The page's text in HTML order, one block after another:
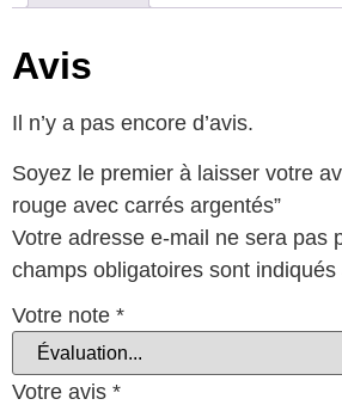
Avis
Il n’y a pas encore d’avis.
Soyez le premier à laisser votre
rouge avec carrés argentés”
Votre adresse e-mail ne sera pas
champs obligatoires sont indiqués
Votre note *
Votre avis *